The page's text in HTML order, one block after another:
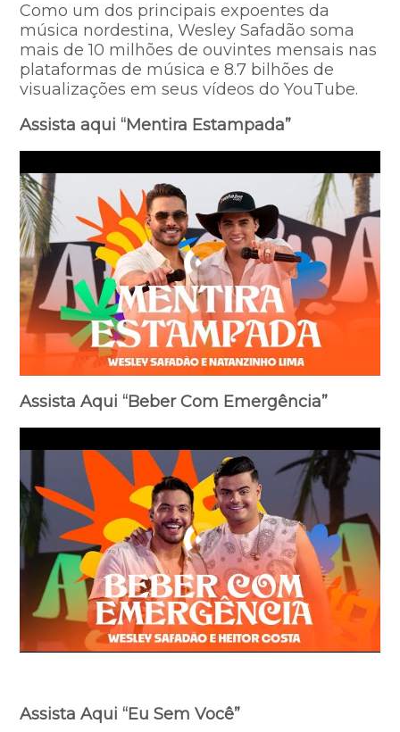
Como um dos principais expoentes da
música nordestina, Wesley Safadão soma
mais de 10 milhões de ouvintes mensais nas
plataformas de música e 8.7 bilhões de
visualizações em seus vídeos do YouTube.
Assista aqui “Mentira Estampada”
Assista Aqui “Beber Com Emergência”
Assista Aqui “Eu Sem Você”